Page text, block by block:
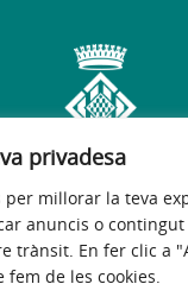
privadesa
per millorar la teva
anuncis o
trànsit. En fer clic a
fem de les cookies.
de privacitat